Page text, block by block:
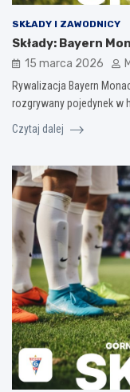
SKŁADY I ZAWODNICY
Składy: Bayern
15 marca 2026
Rywalizacja Bayern
rozgrywany pojedynek w
Czytaj dalej